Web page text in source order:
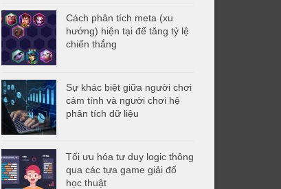
Cách phân tích meta (xu
hướng) hiện tại để tăng tỷ lệ
chiến thắng
Sự khác biệt giữa người chơi
cảm tính và người chơi hệ
phân tích dữ liệu
Tối ưu hóa tư duy logic thông
qua các tựa game giải đố
học thuật